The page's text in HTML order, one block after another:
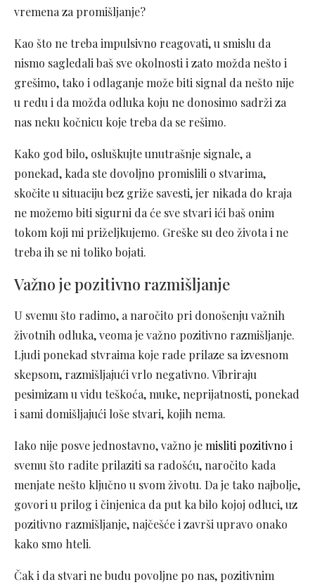
vremena za promišljanje?
Kao što ne treba impulsivno reagovati, u smislu da
nismo sagledali baš sve okolnosti i zato možda nešto i
grešimo, tako i odlaganje može biti signal da nešto nije
u redu i da možda odluka koju ne donosimo sadrži za
nas neku kočnicu koje treba da se rešimo.
Kako god bilo, osluškujte unutrašnje signale, a
ponekad, kada ste dovoljno promislili o stvarima,
skočite u situaciju bez griže savesti, jer nikada do kraja
ne možemo biti sigurni da će sve stvari ići baš onim
tokom koji mi priželjkujemo. Greške su deo života i ne
treba ih se ni toliko bojati.
Važno je pozitivno razmišljanje
U svemu što radimo, a naročito pri donošenju važnih
životnih odluka, veoma je važno pozitivno razmišljanje.
Ljudi ponekad stvraima koje rade prilaze sa izvesnom
skepsom, razmišljajući vrlo negativno. Vibriraju
pesimizam u vidu teškoća, muke, neprijatnosti, ponekad
i sami domišljajući loše stvari, kojih nema.
Iako nije posve jednostavno, važno jemisliti pozitivno i
svemu što radite prilaziti sa radošću, naročito kada
menjate nešto ključno u svom životu. Da je tako najbolje,
govori u prilog i činjenica da put ka bilo kojoj odluci, uz
pozitivno razmišljanje, najčešće i završi upravo onako
kako smo hteli.
Čak i da stvari ne budu povoljne po nas, pozitivnim